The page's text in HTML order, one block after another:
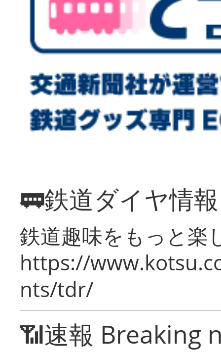
🚃鉄道ダイヤ情
鉄道趣味をもっと楽
https://
nts/tdr/
📶速報 Breaking